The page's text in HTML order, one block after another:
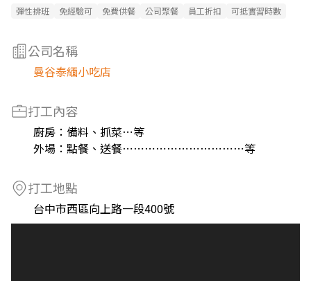
彈性排班 免經驗可 免費供餐 公司聚餐 員工折扣 可抵實習時數
公司名稱
曼谷泰緬小吃店
打工內容
廚房：備料、抓菜⋯等
外場：點餐、送餐⋯⋯⋯⋯⋯⋯⋯⋯⋯⋯⋯等
打工地點
台中市西區向上路一段400號